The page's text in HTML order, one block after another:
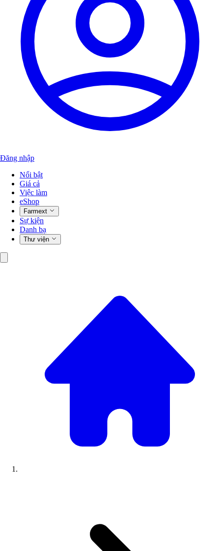
Đăng nhập
Nổi bật
Giá cả
Việc làm
eShop
Farmext
Sự kiện
Danh bạ
Thư viện